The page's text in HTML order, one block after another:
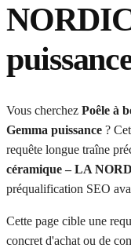
Vous cherchez Poêle à
Gemma puissance ?
requête longue traîne
céramique – LA
préqualification SEO
Cette page cible une
concret d'achat ou de